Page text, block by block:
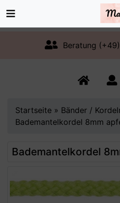
Beratung
Startseite » Bänder /
Bademantelkordel 8mm
Bademantelkordel